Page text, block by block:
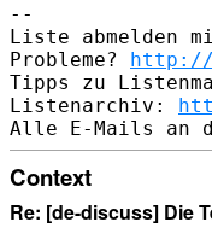
--
Liste abmelden
Probleme? http://
Tipps zu
Listenarchiv:
Context
Re: [de-discuss] Die